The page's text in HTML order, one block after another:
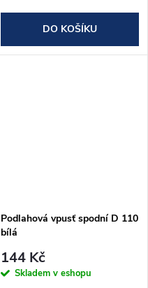
DO KOŠÍKU
Podlahová vpusť spodní D 110
bílá
144 Kč
Skladem v eshopu